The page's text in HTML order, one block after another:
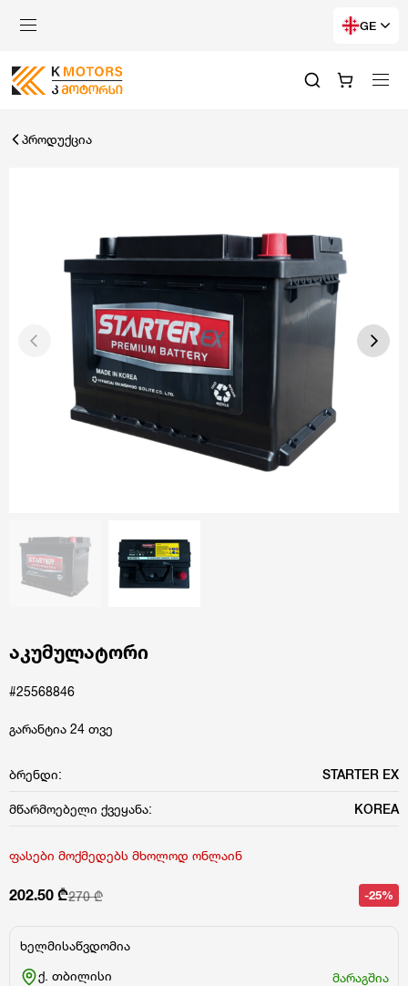
GE
პროდუქცია
აკუმულატორი
#25568846
გარანტია 24 თვე
ბრენდი: STARTER EX
მწარმოებელი ქვეყანა: KOREA
ფასები მოქმედებს მხოლოდ ონლაინ
202.50 ₾270 ₾ -25%
ხელმისაწვდომია
ქ. თბილისი
მარაგშია